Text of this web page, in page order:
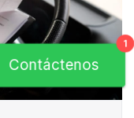
1
Contáctenos